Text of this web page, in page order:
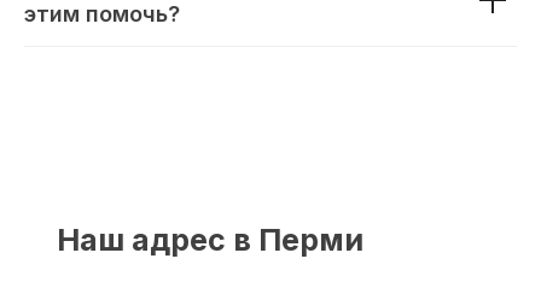
этим помочь?
Наш адрес в Перми